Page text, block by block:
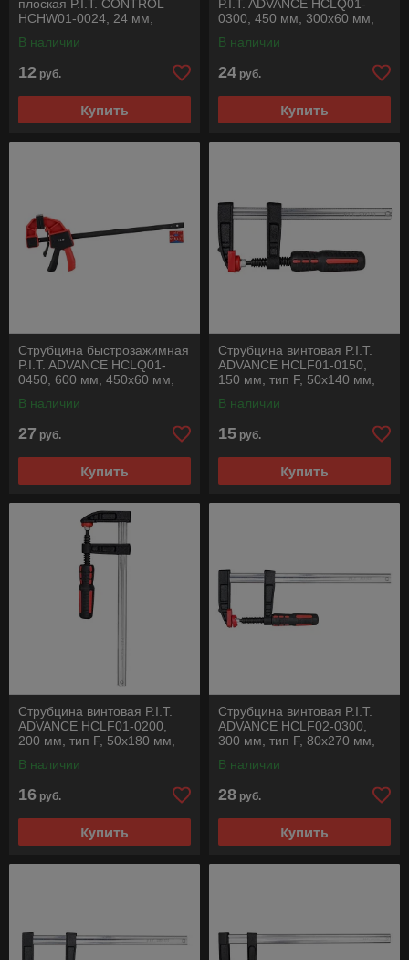
плоская P.I.T. CONTROL
HCHW01-0024, 24 мм,
удар, CR-V
В наличии
12 руб.
Купить
P.I.T. ADVANCE HCLQ01-
0300, 450 мм, 300х60 мм,
В наличии
24 руб.
Купить
Струбцина быстрозажимная
P.I.T. ADVANCE HCLQ01-
0450, 600 мм, 450х60 мм,
В наличии
27 руб.
Купить
Струбцина винтовая P.I.T.
ADVANCE HCLF01-0150,
150 мм, тип F, 50х140 мм,
В наличии
15 руб.
Купить
Струбцина винтовая P.I.T.
ADVANCE HCLF01-0200,
200 мм, тип F, 50х180 мм,
В наличии
16 руб.
Купить
Струбцина винтовая P.I.T.
ADVANCE HCLF02-0300,
300 мм, тип F, 80х270 мм,
В наличии
28 руб.
Купить